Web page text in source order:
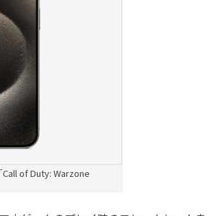
of Duty: Warzone